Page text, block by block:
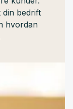
din bedrift
hvordan